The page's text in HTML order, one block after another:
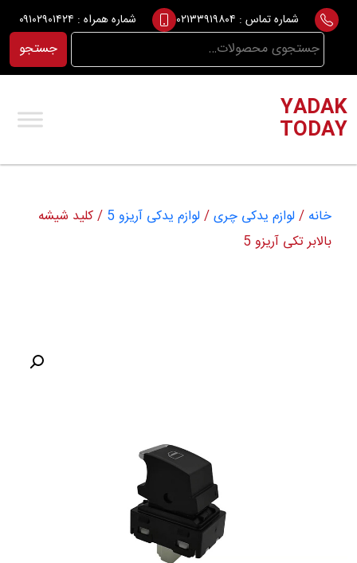
Skip
content
شماره تماس : ۰۲۱۳۳۹۱۹۸۰۴ شماره همراه : ۰۹۱۰۲۹۰۱۴۲۴
جستجو
برای:
جستجو
YADAK
TODAY
خانه / لوازم یدکی چری/ لوازم یدکی آریزو 5
/ کلید شیشه
بالابر تکی آریزو 5